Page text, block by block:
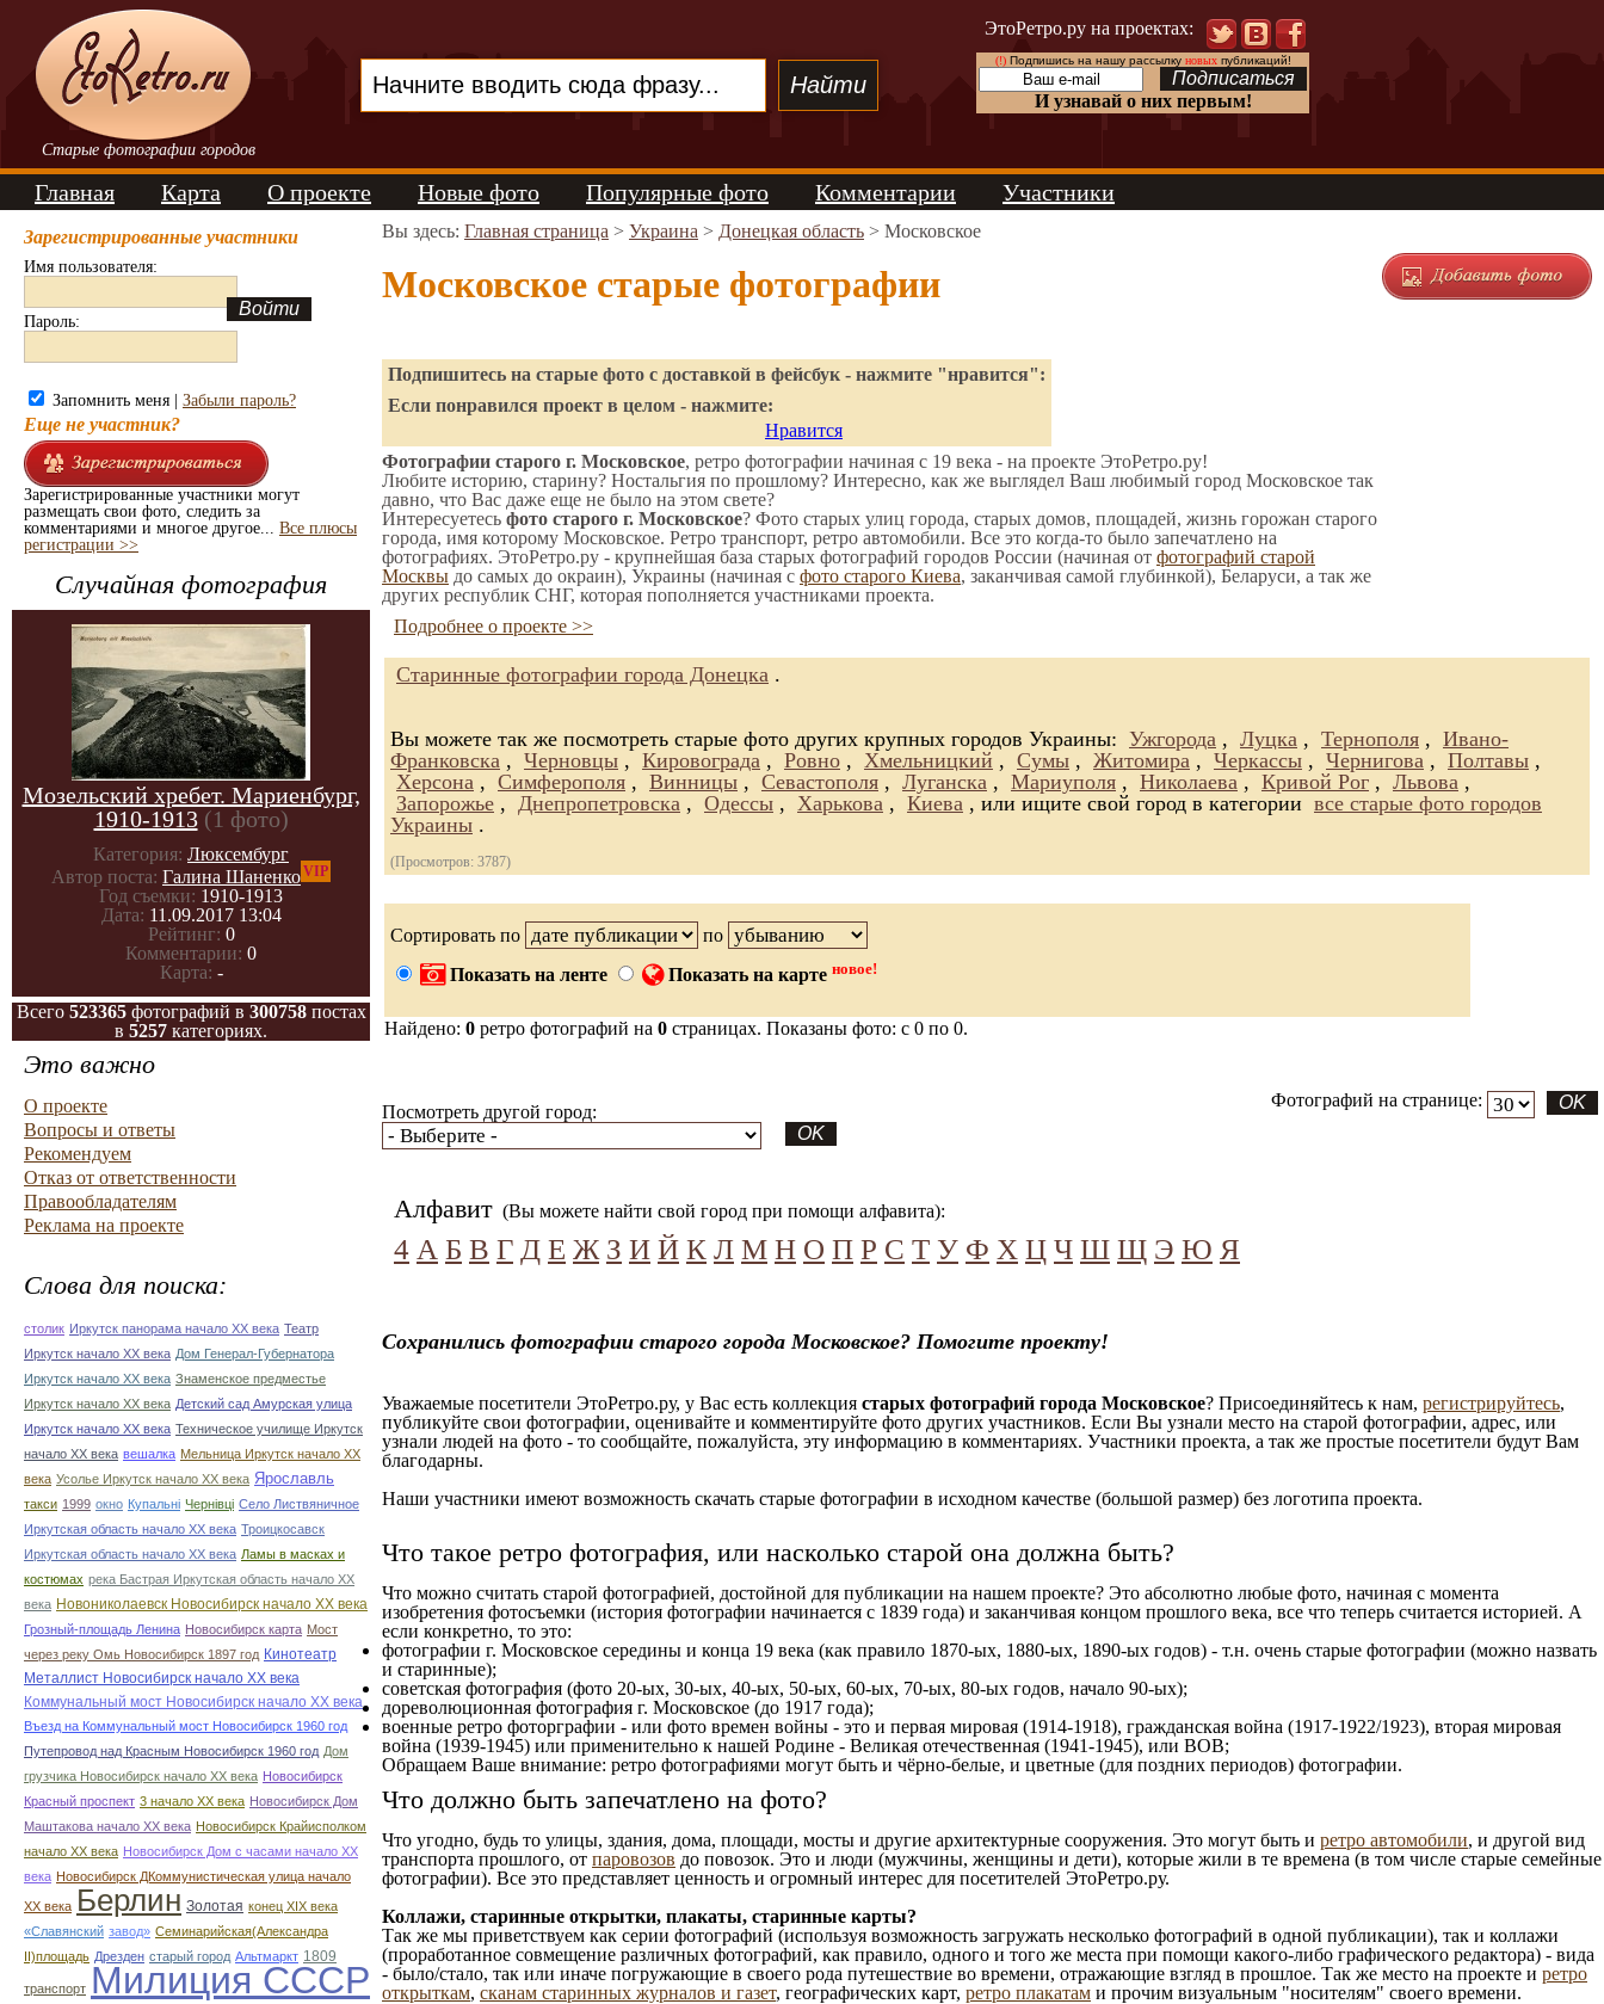
Старые фотографии городов
ЭтоРетро.ру на проектах:
(!)Подпишись на нашу рассылку новыхпубликаций!
И узнавай о них первым!
Главная Карта О проекте Новые фото Популярные фото Комментарии Участники
Зарегистрированные участники
Имя пользователя:
Пароль:
Запомнить меня | Забыли пароль?
Еще не участник?
Зарегистрированные участники могут
размещать свои фото, следить за
комментариями и многое другое... Все плюсы
регистрации >>
Случайная фотография
Мозельский хребет. Мариенбург,
1910-1913 (1 фото)
Категория: Люксембург
Автор поста: Галина ШаненкоVIP
Год съемки: 1910-1913
Дата: 11.09.2017 13:04
Рейтинг: 0
Комментарии: 0
Карта: -
Всего 523365фотографий в 300758постах
в 5257 категориях.
Это важно
О проекте
Вопросы и ответы
Рекомендуем
Отказ от ответственности
Правообладателям
Реклама на проекте
Слова для поиска:
столик Иркутск панорама начало ХХ века Театр
Иркутск начало ХХ века Дом Генерал-Губернатора
Иркутск начало ХХ века Знаменское предместье
Иркутск начало ХХ века Детский сад Амурская улица
Иркутск начало ХХ века Техническое училище Иркутск
начало ХХ века вешалка Мельница Иркутск начало ХХ
века Усолье Иркутск начало ХХ века Ярославль
такси 1999 окно Купальні Чернівці Село Листвяничное
Иркутская область начало ХХ века Троицкосавск
Иркутская область начало ХХ века Ламы в масках и
костюмах река Бастрая Иркутская область начало ХХ
века Новониколаевск Новосибирск начало ХХ века
Грозный-площадь Ленина Новосибирск карта Мост
через реку Омь Новосибирск 1897 год Кинотеатр
Металлист Новосибирск начало ХХ века
Коммунальный мост Новосибирск начало ХХ века
Въезд на Коммунальный мост Новосибирск 1960 год
Путепровод над Красным Новосибирск 1960 год Дом
грузчика Новосибирск начало ХХ века Новосибирск
Красный проспект 3 начало ХХ века Новосибирск Дом
Маштакова начало ХХ века Новосибирск Крайисполком
начало ХХ века Новосибирск Дом с часами начало ХХ
века Новосибирск ДКоммунистическая улица начало
ХХ века Берлин Золотая конец ХІХ века
«Славянский завод» Семинарийская(Александра
II)площадь Дрезден старый город Альтмаркт 1809
транспорт Милиция СССР
Вы здесь: Главная страница > Украина > Донецкая область > Московское
Московское старые фотографии
Подпишитесь на старые фото с доставкой в фейсбук - нажмите "нравится":
Если понравился проект в целом - нажмите:
Нравится
Фотографии старого г. Московское, ретро фотографии начиная с 19 века - на проекте ЭтоРетро.ру!
Любите историю, старину? Ностальгия по прошлому? Интересно, как же выглядел Ваш любимый город Московское так
давно, что Вас даже еще не было на этом свете?
Интересуетесь фото старого г. Московское? Фото старых улиц города, старых домов, площадей, жизнь горожан старого
города, имя которому Московское. Ретро транспорт, ретро автомобили. Все это когда-то было запечатлено на
фотографиях. ЭтоРетро.ру - крупнейшая база старых фотографий городов России (начиная от фотографий старой
Москвы до самых до окраин), Украины (начиная с фото старого Киева, заканчивая самой глубинкой), Беларуси, а так же
других республик СНГ, которая пополняется участниками проекта.
Подробнее о проекте >>
Старинные фотографии города Донецка .
Вы можете так же посмотреть старые фото других крупных городов Украины: Ужгорода , Луцка , Тернополя , Ивано-
Франковска , Черновцы , Кировограда , Ровно , Хмельницкий , Сумы , Житомира , Черкассы , Чернигова , Полтавы ,
Херсона , Симферополя , Винницы , Севастополя , Луганска , Мариуполя , Николаева , Кривой Рог , Львова ,
Запорожье , Днепропетровска , Одессы , Харькова , Киева , или ищите свой город в категории все старые фото городов
Украины .
(Просмотров: 3787)
Сортировать по
по
Показать на ленте
Показать на карте новое!
Найдено: 0 ретро фотографий на 0 страницах. Показаны фото: с 0 по 0.
Посмотреть другой город:
Фотографий на странице:
Алфавит (Вы можете найти свой город при помощи алфавита):
4 А Б В Г Д Е Ж З И Й К Л М Н О П Р С Т У Ф Х Ц Ч Ш Щ Э Ю Я
Сохранились фотографии старого города Московское? Помогите проекту!
Уважаемые посетители ЭтоРетро.ру, у Вас есть коллекция старых фотографий города Московское? Присоединяйтесь к нам, регистрируйтесь,
публикуйте свои фотографии, оценивайте и комментируйте фото других участников. Если Вы узнали место на старой фотографии, адрес, или
узнали людей на фото - то сообщайте, пожалуйста, эту информацию в комментариях. Участники проекта, а так же простые посетители будут Вам
благодарны.
Наши участники имеют возможность скачать старые фотографии в исходном качестве (большой размер) без логотипа проекта.
Что такое ретро фотография, или насколько старой она должна быть?
Что можно считать старой фотографией, достойной для публикации на нашем проекте? Это абсолютно любые фото, начиная c момента
изобретения фотосъемки (история фотографии начинается с 1839 года) и заканчивая концом прошлого века, все что теперь считается историей. А
если конкретно, то это:
фотографии г. Московское середины и конца 19 века (как правило 1870-ых, 1880-ых, 1890-ых годов) - т.н. очень старые фотографии (можно назвать
и старинные);
советская фотография (фото 20-ых, 30-ых, 40-ых, 50-ых, 60-ых, 70-ых, 80-ых годов, начало 90-ых);
дореволюционная фотография г. Московское (до 1917 года);
военные ретро фоторграфии - или фото времен войны - это и первая мировая (1914-1918), гражданская война (1917-1922/1923), вторая мировая
война (1939-1945) или применительно к нашей Родине - Великая отечественная (1941-1945), или ВОВ;
Обращаем Ваше внимание: ретро фотографиями могут быть и чёрно-белые, и цветные (для поздних периодов) фотографии.
Что должно быть запечатлено на фото?
Что угодно, будь то улицы, здания, дома, площади, мосты и другие архитектурные сооружения. Это могут быть и ретро автомобили, и другой вид
транспорта прошлого, от паровозов до повозок. Это и люди (мужчины, женщины и дети), которые жили в те времена (в том числе старые семейные
фотографии). Все это представляет ценность и огромный интерес для посетителей ЭтоРетро.ру.
Коллажи, старинные открытки, плакаты, старинные карты?
Так же мы приветствуем как серии фотографий (используя возможность загружать несколько фотографий в одной публикации), так и коллажи
(проработанное совмещение различных фотографий, как правило, одного и того же места при помощи какого-либо графического редактора) - вида
- было/стало, так или иначе погружающие в своего рода путешествие во времени, отражающие взгляд в прошлое. Так же место на проекте и ретро
открыткам, сканам старинных журналов и газет, географических карт, ретро плакатам и прочим визуальным "носителям" своего времени.